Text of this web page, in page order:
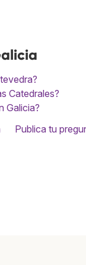
Catedrales?
Galicia?
Publica tu